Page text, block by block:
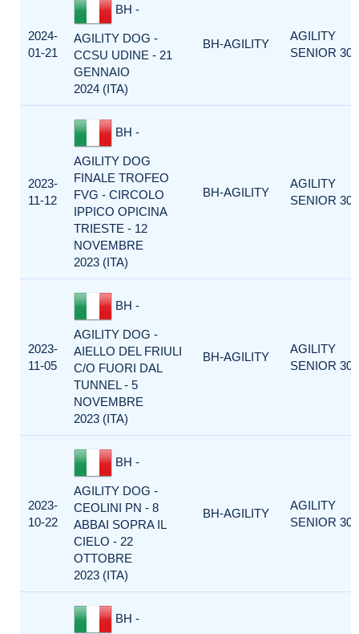
2024-
01-21
BH -
AGILITY DOG -
CCSU UDINE - 21
GENNAIO
2024 (ITA)
BH-AGILITY
AGILITY
SENIOR 300
2023-
11-12
BH -
AGILITY DOG
FINALE TROFEO
FVG - CIRCOLO
IPPICO OPICINA
TRIESTE - 12
NOVEMBRE
2023 (ITA)
BH-AGILITY
AGILITY
SENIOR 300
2023-
11-05
BH -
AGILITY DOG -
AIELLO DEL FRIULI
C/O FUORI DAL
TUNNEL - 5
NOVEMBRE
2023 (ITA)
BH-AGILITY
AGILITY
SENIOR 300
2023-
10-22
BH -
AGILITY DOG -
CEOLINI PN - 8
ABBAI SOPRA IL
CIELO - 22
OTTOBRE
2023 (ITA)
BH-AGILITY
AGILITY
SENIOR 300
BH -